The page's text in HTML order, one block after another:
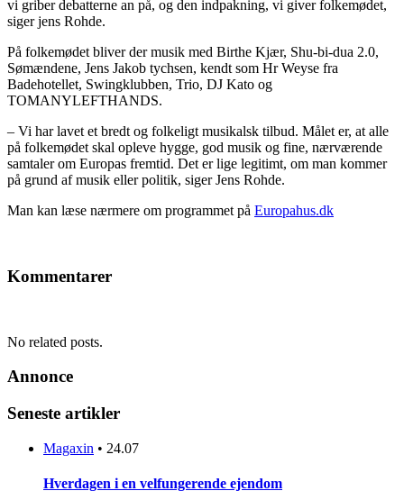
vi griber debatterne an på, og den indpakning, vi giver folkemødet,
siger jens Rohde.
På folkemødet bliver der musik med Birthe Kjær, Shu-bi-dua 2.0,
Sømændene, Jens Jakob tychsen, kendt som Hr Weyse fra
Badehotellet, Swingklubben, Trio, DJ Kato og
TOMANYLEFTHANDS.
– Vi har lavet et bredt og folkeligt musikalsk tilbud. Målet er, at alle
på folkemødet skal opleve hygge, god musik og fine, nærværende
samtaler om Europas fremtid. Det er lige legitimt, om man kommer
på grund af musik eller politik, siger Jens Rohde.
Man kan læse nærmere om programmet på Europahus.dk
Kommentarer
No related posts.
Annonce
Seneste artikler
Magaxin • 24.07
Hverdagen i en velfungerende ejendom